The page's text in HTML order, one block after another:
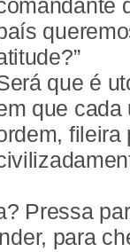
que é
que cada
fileira
Pressa
para